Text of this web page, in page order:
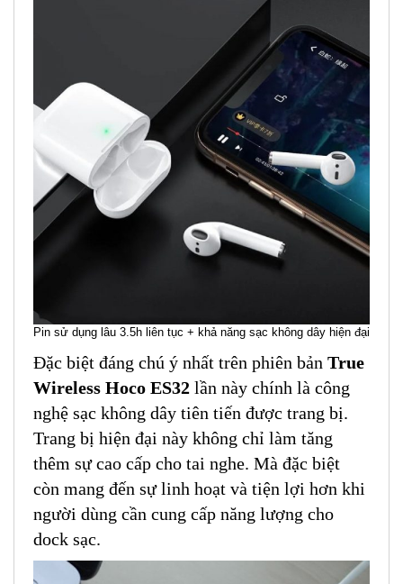
Pin sử dụng lâu 3.5h liên tục + khả năng sạc không dây hiện đại
Đặc biệt đáng chú ý nhất trên phiên bản True
Wireless Hoco ES32 lần này chính là công
nghệ sạc không dây tiên tiến được trang bị.
Trang bị hiện đại này không chỉ làm tăng
thêm sự cao cấp cho tai nghe. Mà đặc biệt
còn mang đến sự linh hoạt và tiện lợi hơn khi
người dùng cần cung cấp năng lượng cho
dock sạc.